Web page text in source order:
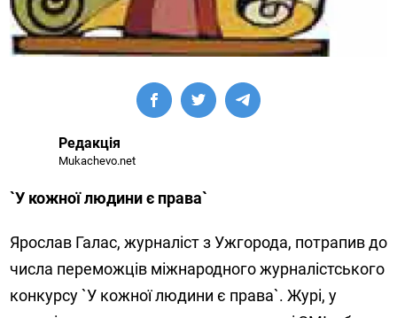
Редакція
Mukachevo.net
`У кожної людини є права`
Ярослав Галас, журналіст з Ужгорода, потрапив до
числа переможців міжнародного журналістського
конкурсу `У кожної людини є права`. Журі, у